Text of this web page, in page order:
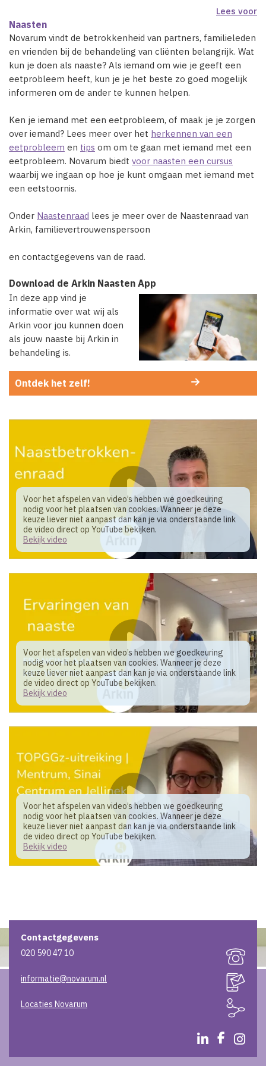
Lees voor
Naasten
Novarum vindt de betrokkenheid van partners, familieleden
en vrienden bij de behandeling van cliënten belangrijk. Wat
kun je doen als naaste? Als iemand om wie je geeft een
eetprobleem heeft, kun je je het beste zo goed mogelijk
informeren om de ander te kunnen helpen.
Ken je iemand met een eetprobleem, of maak je je zorgen
over iemand? Lees meer over het herkennen van een
eetprobleem en tips om om te gaan met iemand met een
eetprobleem. Novarum biedt voor naasten een cursus
waarbij we ingaan op hoe je kunt omgaan met iemand met
een eetstoornis.
Onder Naastenraad lees je meer over de Naastenraad van
Arkin, familievertrouwenspersoon
en contactgegevens van de raad.
Download de Arkin Naasten App
In deze app vind je
informatie over wat wij als
Arkin voor jou kunnen doen
als jouw naaste bij Arkin in
behandeling is.
Ontdek het zelf!
Voor het afspelen van video’s hebben we goedkeuring
nodig voor het plaatsen van cookies. Wanneer je deze
keuze liever niet aanpast dan kan je via onderstaande link
de video direct op YouTube bekijken.
Bekijk video
Voor het afspelen van video’s hebben we goedkeuring
nodig voor het plaatsen van cookies. Wanneer je deze
keuze liever niet aanpast dan kan je via onderstaande link
de video direct op YouTube bekijken.
Bekijk video
Voor het afspelen van video’s hebben we goedkeuring
nodig voor het plaatsen van cookies. Wanneer je deze
keuze liever niet aanpast dan kan je via onderstaande link
de video direct op YouTube bekijken.
Bekijk video
Contactgegevens
020 590 47 10
informatie@novarum.nl
Locaties Novarum